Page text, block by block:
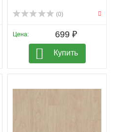
(0)
Цена: 699 ₽
Купить